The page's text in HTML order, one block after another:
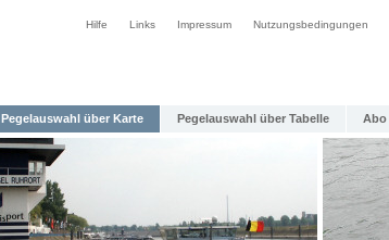
Hilfe Links Impressum Nutzungsbedingungen
Pegelauswahl über Karte Pegelauswahl über Tabelle Abo